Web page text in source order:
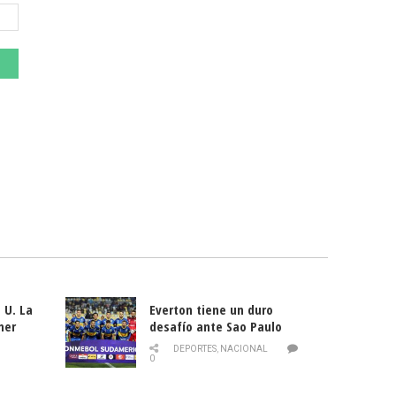
La
Everton tiene un duro
desafío ante Sao Paulo
DEPORTES, NACIONAL
0